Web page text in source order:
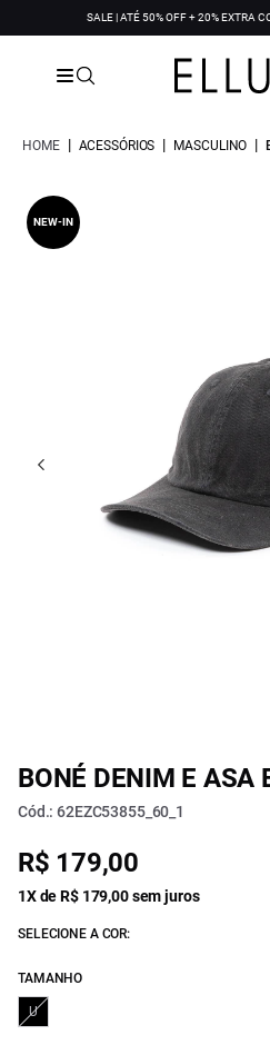
SALE | ATÉ 50% OFF + 20% EXTRA
HOME | ACESSÓRIOS | MASCULINO |
NEW-IN
BONÉ DENIM E ASA
Cód.: 62EZC53855_60_1
R$ 179,00
1X de R$ 179,00 sem juros
SELECIONE A COR:
TAMANHO
U